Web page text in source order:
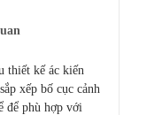
thiết kế ác kiến
xếp bố cục cảnh
để phù hợp với